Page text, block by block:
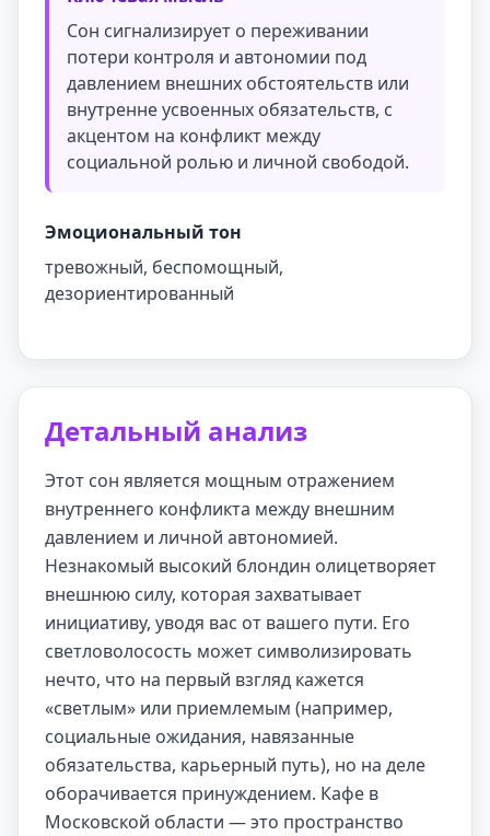
Сон сигнализирует о переживании
потери контроля и автономии под
давлением внешних обстоятельств или
внутренне усвоенных обязательств, с
акцентом на конфликт между
социальной ролью и личной свободой.
Эмоциональный тон
тревожный, беспомощный,
дезориентированный
Детальный анализ
Этот сон является мощным отражением
внутреннего конфликта между внешним
давлением и личной автономией.
Незнакомый высокий блондин олицетворяет
внешнюю силу, которая захватывает
инициативу, уводя вас от вашего пути. Его
светловолосость может символизировать
нечто, что на первый взгляд кажется
«светлым» или приемлемым (например,
социальные ожидания, навязанные
обязательства, карьерный путь), но на деле
оборачивается принуждением. Кафе в
Московской области — это пространство